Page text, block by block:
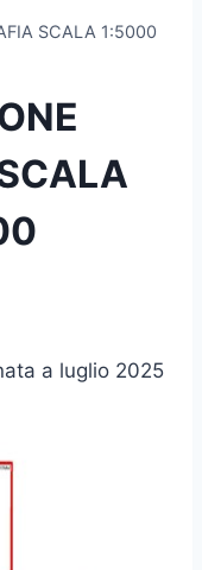
SCALA 1:5000
a luglio 2025